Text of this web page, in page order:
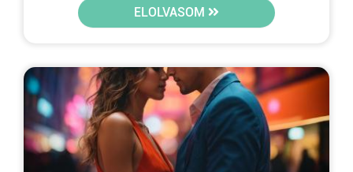
ELOLVASOM